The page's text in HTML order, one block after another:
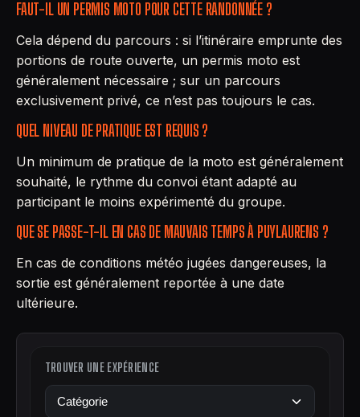
FAUT-IL UN PERMIS MOTO POUR CETTE RANDONNÉE ?
Cela dépend du parcours : si l’itinéraire emprunte des
portions de route ouverte, un permis moto est
généralement nécessaire ; sur un parcours
exclusivement privé, ce n’est pas toujours le cas.
QUEL NIVEAU DE PRATIQUE EST REQUIS ?
Un minimum de pratique de la moto est généralement
souhaité, le rythme du convoi étant adapté au
participant le moins expérimenté du groupe.
QUE SE PASSE-T-IL EN CAS DE MAUVAIS TEMPS À PUYLAURENS ?
En cas de conditions météo jugées dangereuses, la
sortie est généralement reportée à une date
ultérieure.
TROUVER UNE EXPÉRIENCE